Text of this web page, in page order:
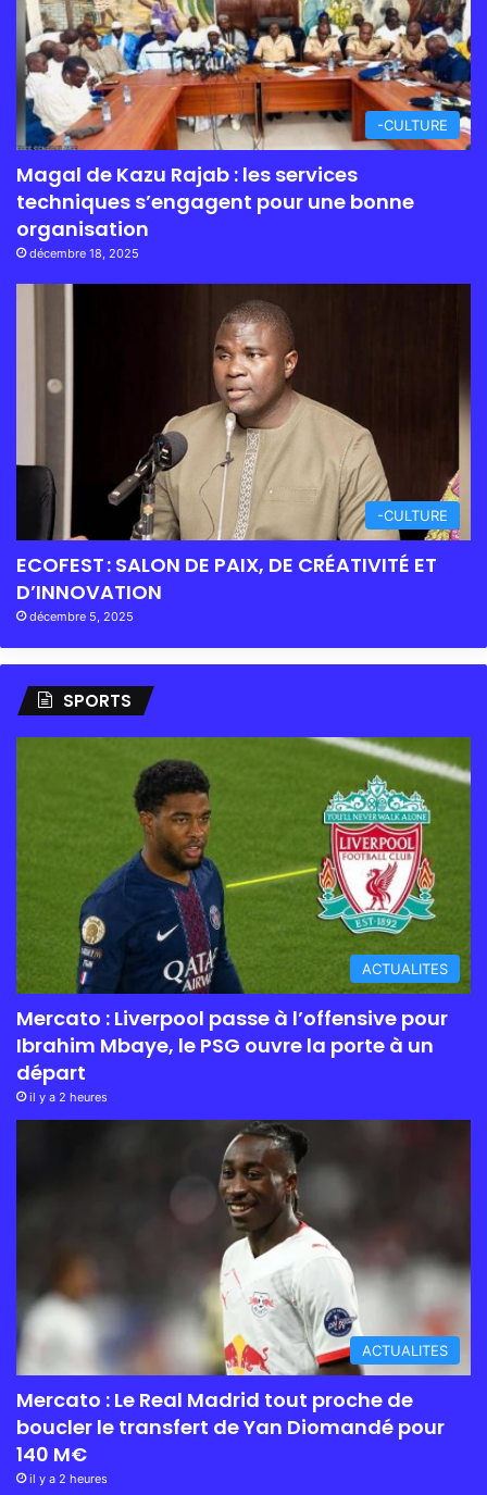
-CULTURE
Magal de Kazu Rajab : les services
techniques s’engagent pour une bonne
organisation
décembre 18, 2025
-CULTURE
ECOFEST : SALON DE PAIX, DE CRÉATIVITÉ ET
D’INNOVATION
décembre 5, 2025
SPORTS
ACTUALITES
Mercato : Liverpool passe à l’offensive pour
Ibrahim Mbaye, le PSG ouvre la porte à un
départ
il y a 2 heures
ACTUALITES
Mercato : Le Real Madrid tout proche de
boucler le transfert de Yan Diomandé pour
140 M€
il y a 2 heures